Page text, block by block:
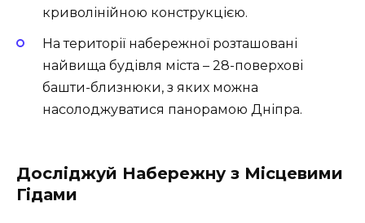
криволінійною конструкцією.
На території набережної розташовані
найвища будівля міста – 28-поверхові
башти-близнюки, з яких можна
насолоджуватися панорамою Дніпра.
Досліджуй Набережну з Місцевими
Гідами